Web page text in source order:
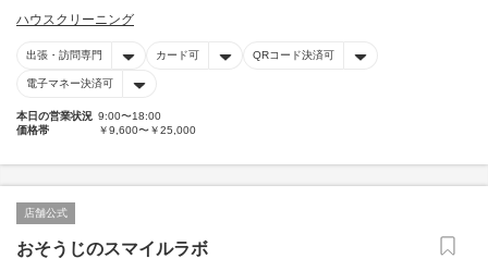
ハウスクリーニング
出張・訪問専門 カード可 QRコード決済可
電子マネー決済可
本日の営業状況 9:00〜18:00
価格帯
￥9,600〜￥25,000
店舗公式
おそうじのスマイルラボ